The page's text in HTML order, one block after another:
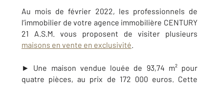
Au mois de février 2022, les professionnels de
l’immobilier de votre agence immobilière CENTURY
21 A.S.M. vous proposent de visiter plusieurs
maisons en vente en exclusivité.
► Une maison vendue louée de 93,74 m² pour
quatre pièces, au prix de 172 000 euros. Cette